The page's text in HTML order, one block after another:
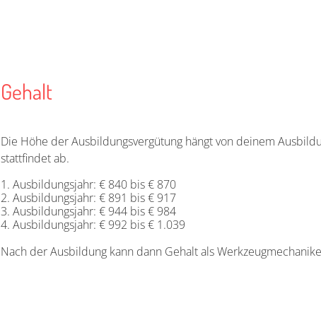
Gehalt
Die Höhe der Ausbildungsvergütung hängt von deinem
stattfindet ab.
Ausbildungsjahr: € 840 bis € 870
Ausbildungsjahr: € 891 bis € 917
Ausbildungsjahr: € 944 bis € 984
Ausbildungsjahr: € 992 bis € 1.039
Nach der Ausbildung kann dann Gehalt als